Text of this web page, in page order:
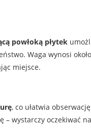
powłoką płytek
Waga wynosi około
miejsce.
, co ułatwia
– wystarczy oczekiwać